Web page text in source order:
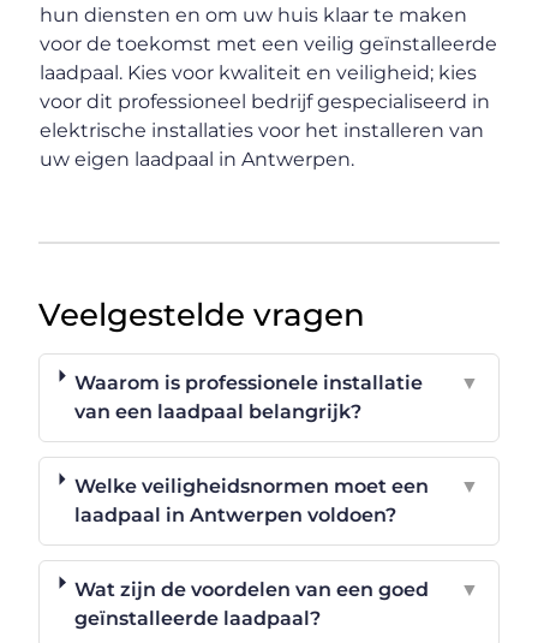
hun diensten en om uw huis klaar te maken
voor de toekomst met een veilig geïnstalleerde
laadpaal. Kies voor kwaliteit en veiligheid; kies
voor dit professioneel bedrijf gespecialiseerd in
elektrische installaties voor het installeren van
uw eigen laadpaal in Antwerpen.
Veelgestelde vragen
Waarom is professionele installatie
van een laadpaal belangrijk?
▼
Welke veiligheidsnormen moet een
laadpaal in Antwerpen voldoen?
▼
Wat zijn de voordelen van een goed
geïnstalleerde laadpaal?
▼